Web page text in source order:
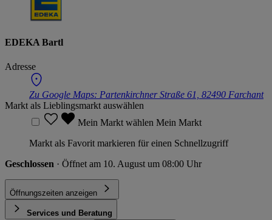
EDEKA Bartl
Adresse
Zu Google Maps: Partenkirchner Straße 61, 82490 Farchant
Markt als Lieblingsmarkt auswählen
Mein Markt wählen Mein Markt
Markt als Favorit markieren für einen Schnellzugriff
Geschlossen · Öffnet am 10. August um 08:00 Uhr
Öffnungszeiten anzeigen
Services und Beratung